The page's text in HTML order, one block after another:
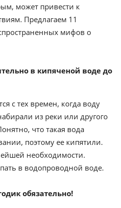
может привести к
Предлагаем 11
мифов о
в кипяченой воде до
с тех времен, когда воду
из реки или другого
что такая вода
поэтому ее кипятили.
необходимости.
в водопроводной воде.
обязательно!